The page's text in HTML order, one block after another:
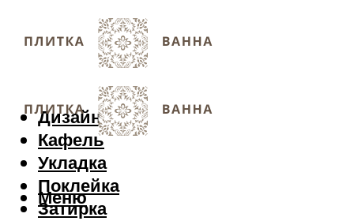
Дизайн
Кафель
Укладка
Поклейка
Затирка
Меню